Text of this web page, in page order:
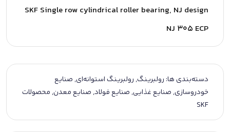
SKF Single row cylindrical roller bearing, NJ design
NJ 305 ECP
دسته‌بندی ها: رولبرینگ,رولبرینگ استوانه‌ای,صنایع
خودروسازی,صنایع غذایی,صنایع فولاد,صنایع معدن,محصولات
SKF